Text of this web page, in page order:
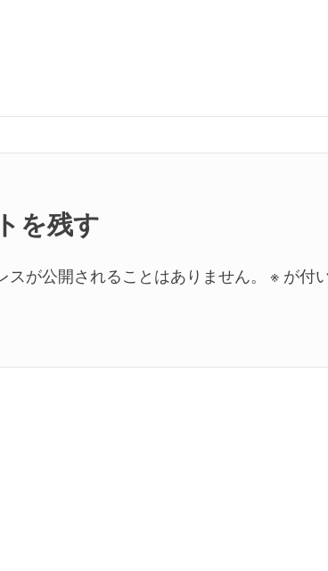
を残す
スが公開されることはありません。 ※ が付